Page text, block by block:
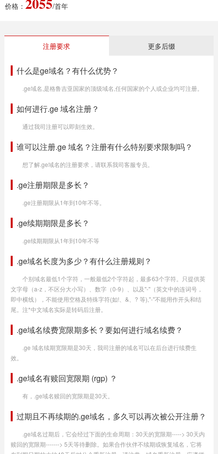
价格： /首年
注册要求 更多后缀
什么是ge域名？有什么优势？
.ge域名,是格鲁吉亚国家的顶级域名,任何国家的个人或企业均可注册。
如何进行.ge 域名注册？
通过我司注册可以即刻生效。
谁可以注册.ge 域名？注册有什么特别要求限制吗？
想了解.ge域名的注册要求，请联系我司客服专员。
.ge注册期限是多长？
.ge注册期限从1年到10年不等。
.ge续期期限是多长？
.ge续期期限从1年到10年不等
.ge域名长度为多少？有什么注册规则？
个别域名最低1个字符，一般最低2个字符起，最多63个字符。只提供英
文字母（a-z，不区分大小写）、数字（0-9）、以及"-"（英文中的连词号，
即中横线），不能使用空格及特殊字符(如!、&、? 等),"-"不能用作开头和结
尾。注*中文域名实际是转码后注册。
.ge域名续费宽限期多长？要如何进行域名续费？
.ge 域名续期宽限期是30天，我司注册的域名可以在后台进行续费生
效。
.ge域名有赎回宽限期 (rgp) ？
有，.ge域名赎回的宽限期是30天。
过期且不再续期的.ge域名，多久可以再次被公开注册？
.ge域名过期后，它会经过下面的生命周期：30天的宽限期-----> 30天内
赎回的宽限期-------> 5天等待删除。如果合作伙伴不续期或恢复域名，它将